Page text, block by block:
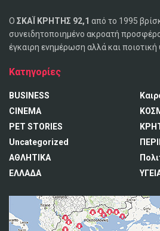
Ο ΣΚΑΪ ΚΡΗΤΗΣ 92,1 από το 1995
συνειδητοποιημένο ακροατή
έγκαιρη ενημέρωση αλλά και ποιοτική
Κατηγορίες
BUSINESS
CINEMA
PET STORIES
Uncategorized
ΑΘΛΗΤΙΚΑ
ΕΛΛΑΔΑ